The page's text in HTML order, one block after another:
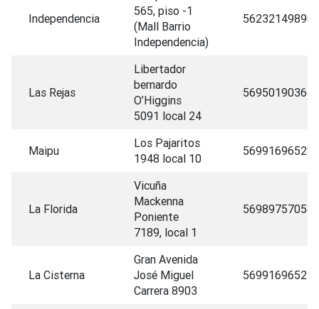
Independencia
565, piso -1
(Mall Barrio
Independencia)
56232149898
Las Rejas
Libertador
bernardo
O’Higgins
5091 local 24
56950190363
Maipu
Los Pajaritos
1948 local 10
56991696528
La Florida
Vicuña
Mackenna
Poniente
7189, local 1
56989757058
La Cisterna
Gran Avenida
José Miguel
Carrera 8903
56991696522